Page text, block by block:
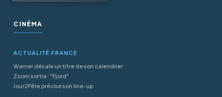
CINÉMA
ACTUALITÉ FRANCE
Warner décale un titre de son calendrier
Zoom sortie : "Fjord"
Jour2Fête précise son line-up